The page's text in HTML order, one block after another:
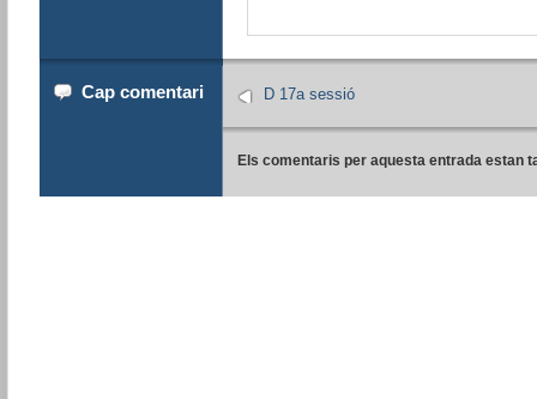
Cap comentari D 17a sessió
Els comentaris per aquesta entrada estan